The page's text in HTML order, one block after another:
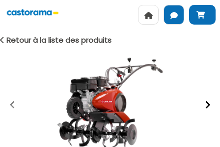
Retour à la liste des produits